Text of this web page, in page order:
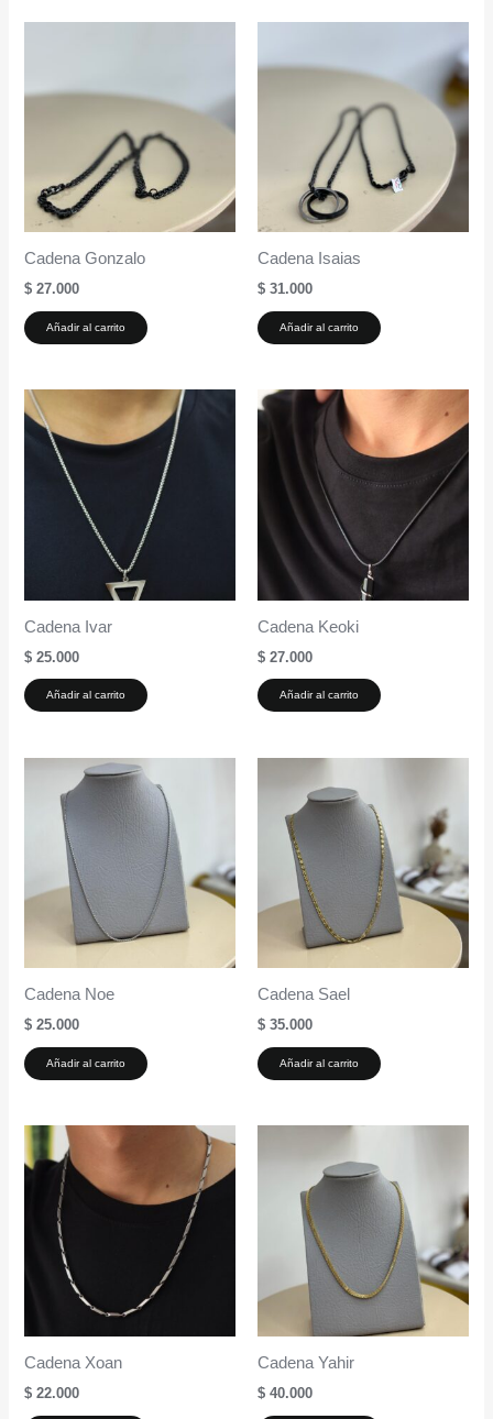
Cadena Gonzalo
$ 27.000
Añadir al carrito
Cadena Isaias
$ 31.000
Añadir al carrito
Cadena Ivar
$ 25.000
Añadir al carrito
Cadena Keoki
$ 27.000
Añadir al carrito
Cadena Noe
$ 25.000
Añadir al carrito
Cadena Sael
$ 35.000
Añadir al carrito
Cadena Xoan
$ 22.000
Cadena Yahir
$ 40.000